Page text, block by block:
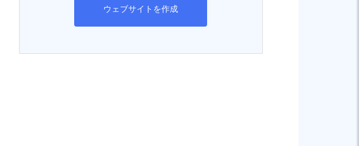
ウェブサイトを作成